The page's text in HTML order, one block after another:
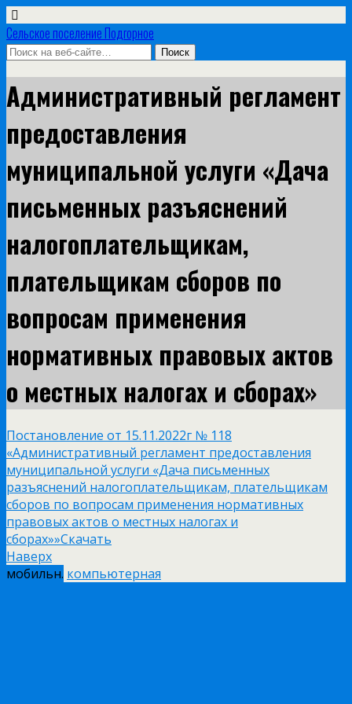
Сельское поселение Подгорное
Административный регламент
предоставления
муниципальной услуги «Дача
письменных разъяснений
налогоплательщикам,
плательщикам сборов по
вопросам применения
нормативных правовых актов
о местных налогах и сборах»
Постановление от 15.11.2022г № 118
«Административный регламент предоставления
муниципальной услуги «Дача письменных
разъяснений налогоплательщикам, плательщикам
сборов по вопросам применения нормативных
правовых актов о местных налогах и
сборах»»Скачать
Наверх
мобильн. компьютерная